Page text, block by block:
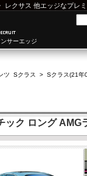
レクサス 他エッジなプレ
サーエッジ
ツ Sクラス > Sクラス(21年
ック ロング AMG